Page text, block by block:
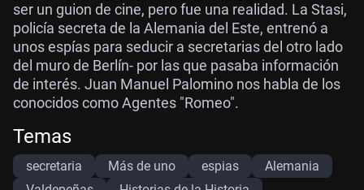
ser un guion de cine, pero fue una realidad. La Stasi,
policía secreta de la Alemania del Este, entrenó a
unos espías para seducir a secretarias del otro lado
del muro de Berlín- por las que pasaba información
de interés. Juan Manuel Palomino nos habla de los
conocidos como Agentes "Romeo".
Temas
secretaria Más de uno espias
Alemania